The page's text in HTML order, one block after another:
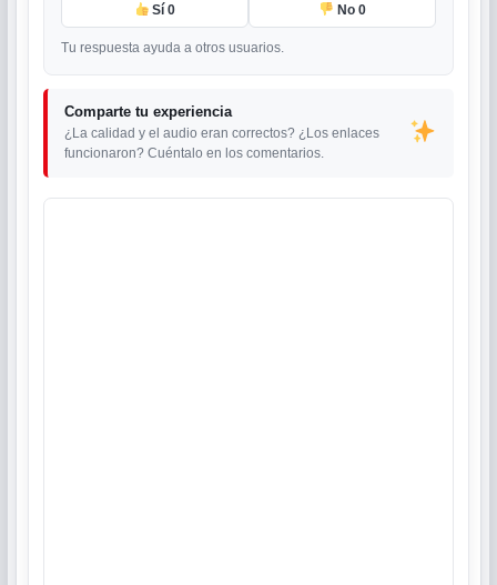
Sí0 No 0
Tu respuesta ayuda a otros usuarios.
Comparte tu experiencia
¿La calidad y el audio eran correctos? ¿Los enlaces
funcionaron? Cuéntalo en los comentarios.